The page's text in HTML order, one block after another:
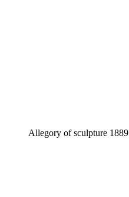
Allegory of sculpture 1889